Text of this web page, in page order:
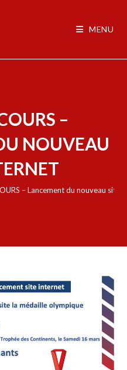
MENU
–
NOUVEAU
– Lancement du nouveau site